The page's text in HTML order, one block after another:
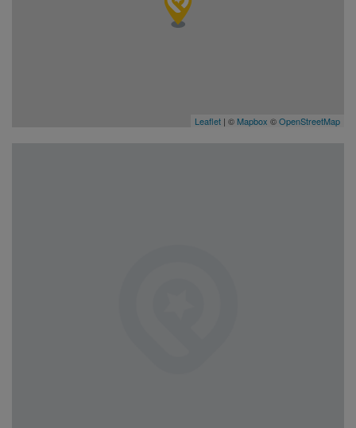
Leaflet | © Mapbox ©OpenStreetMap